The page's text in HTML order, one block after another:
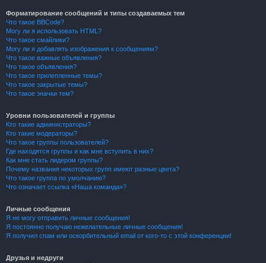
Форматирование сообщений и типы создаваемых тем
Что такое BBCode?
Могу ли я использовать HTML?
Что такое смайлики?
Могу ли я добавлять изображения к сообщениям?
Что такое важные объявления?
Что такое объявления?
Что такое прилепленные темы?
Что такое закрытые темы?
Что такое значки тем?
Уровни пользователей и группы
Кто такие администраторы?
Кто такие модераторы?
Что такое группы пользователей?
Где находятся группы и как мне вступить в них?
Как мне стать лидером группы?
Почему названия некоторых групп имеют разные цвета?
Что такое группа по умолчанию?
Что означает ссылка «Наша команда»?
Личные сообщения
Я не могу отправить личные сообщения!
Я постоянно получаю нежелательные личные сообщения!
Я получил спам или оскорбительный email от кого-то с этой конференции!
Друзья и недруги